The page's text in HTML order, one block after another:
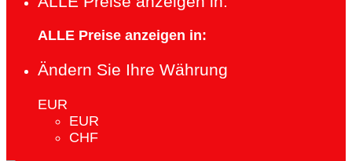
ALLE Preise anzeigen in:
Ändern Sie Ihre Währung
EUR
EUR
CHF